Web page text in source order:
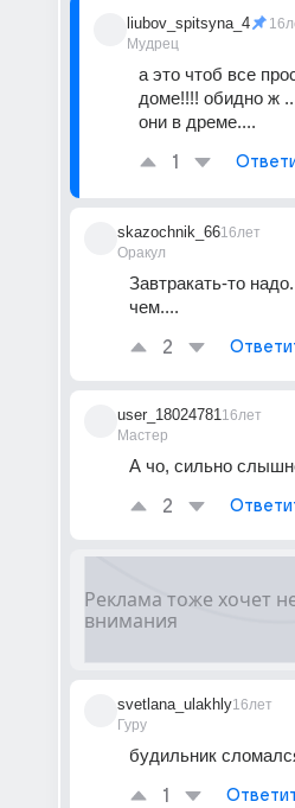
liubov_spitsyna_4
Мудрец
а это чтоб все
доме!!!! обидно ж
они в дреме....
1
skazochnik_66
Оракул
16лет
Завтракать-то
чем....
2
user_18024781
Мастер
16лет
А чо, сильно
2
svetlana_ulakhly
Гуру
16лет
будильник
1